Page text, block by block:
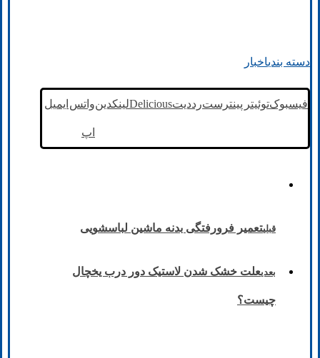
دسته بندیاخبار
فیسبوکتوئیتر پینترسترددیتDeliciousلینکدینواتس
اپ
ایمیل
قبلیتعمیر فرورفتگی بدنه ماشین لباسشویی
بعدیعلت خشک شدن لاستیک دور درب یخچال
چیست؟